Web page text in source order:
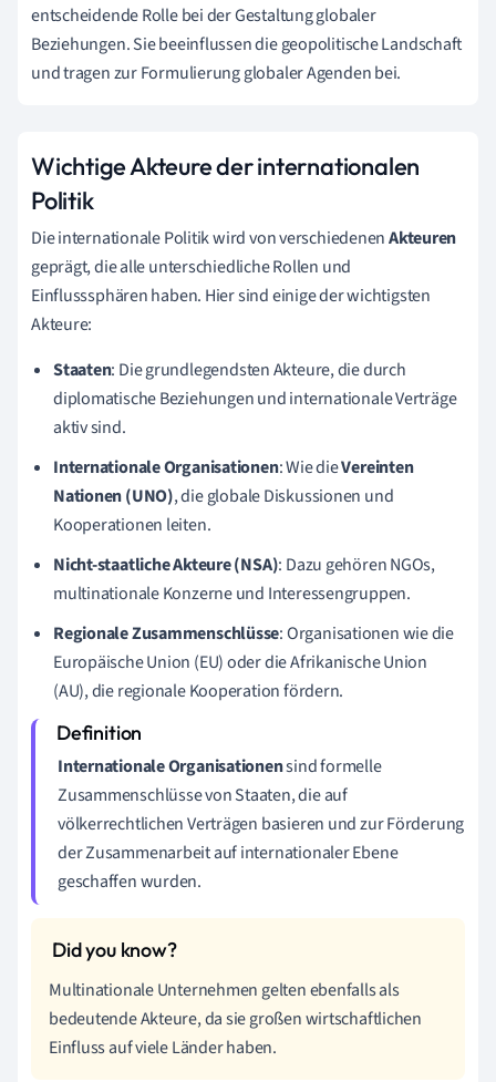
entscheidende Rolle bei der Gestaltung globaler
Beziehungen. Sie beeinflussen die geopolitische Landschaft
und tragen zur Formulierung globaler Agenden bei.
Wichtige Akteure der internationalen
Politik
Die internationale Politik wird von verschiedenenAkteuren
geprägt, die alle unterschiedliche Rollen und
Einflusssphären haben. Hier sind einige der wichtigsten
Akteure:
Staaten: Die grundlegendsten Akteure, die durch
diplomatische Beziehungen und internationale Verträge
aktiv sind.
Internationale Organisationen: Wie dieVereinten
Nationen (UNO), die globale Diskussionen und
Kooperationen leiten.
Nicht-staatliche Akteure (NSA): Dazu gehören NGOs,
multinationale Konzerne und Interessengruppen.
Regionale Zusammenschlüsse: Organisationen wie die
Europäische Union (EU) oder die Afrikanische Union
(AU), die regionale Kooperation fördern.
Internationale Organisationensind formelle
Zusammenschlüsse von Staaten, die auf
völkerrechtlichen Verträgen basieren und zur Förderung
der Zusammenarbeit auf internationaler Ebene
geschaffen wurden.
Multinationale Unternehmen gelten ebenfalls als
bedeutende Akteure, da sie großen wirtschaftlichen
Einfluss auf viele Länder haben.